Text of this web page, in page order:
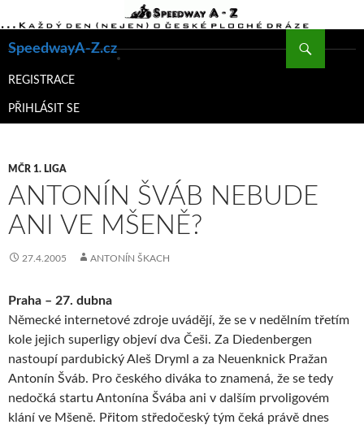
SpeedwayA-Z.cz
K
WEBU
REGISTRACE
PŘIHLÁSIT SE
MČR 1. LIGA
ANTONÍN ŠVÁB NEBUDE
ANI VE MŠENĚ?
27.4.2005 ANTONÍN ŠKACH
Praha – 27. dubna
Německé internetové zdroje uvádějí, že se v nedělním třetím
kole jejich superligy objeví dva Češi. Za Diedenbergen
nastoupí pardubický Aleš Dryml a za Neuenknick Pražan
Antonín Šváb. Pro českého diváka to znamená, že se tedy
nedočká startu Antonína Švába ani v dalším prvoligovém
klání ve Mšeně. Přitom středočeský tým čeká právě dnes